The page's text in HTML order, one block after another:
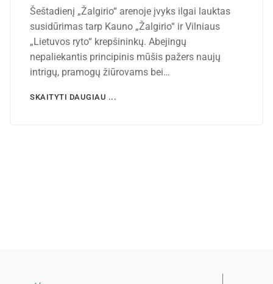
Šeštadienį „Žalgirio“ arenoje įvyks ilgai lauktas
susidūrimas tarp Kauno „Žalgirio“ ir Vilniaus
„Lietuvos ryto“ krepšininkų. Abejingų
nepaliekantis principinis mūšis pažers naujų
intrigų, pramogų žiūrovams bei…
SKAITYTI DAUGIAU ...